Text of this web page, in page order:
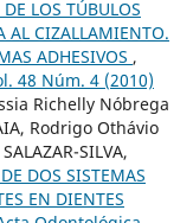
LOS TÚBULOS
AL CIZALLAMIENTO.
ADHESIVOS ,
48 Núm. 4 (2010)
Richelly Nóbrega
Rodrigo Othávio
SILVA,
DOS SISTEMAS
EN DIENTES